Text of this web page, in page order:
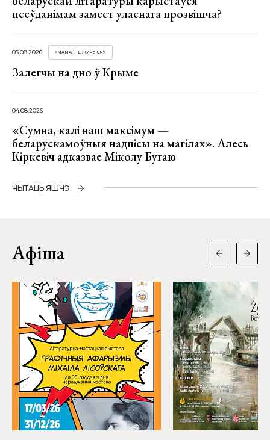
псеўданімам замест уласнага прозвішча?
05.08.2026 «МАМА, НЕ ЖУРЫСЯ!»
Залегчы на дно ў Крыме
04.08.2026
«Сумна, калі наш максімум —
беларускамоўныя надпісы на магілах». Алесь
Кіркевіч адказвае Міколу Бугаю
ЧЫТАЦЬ ЯШЧЭ
Афіша